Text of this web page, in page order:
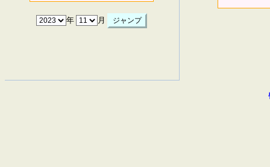
年 月